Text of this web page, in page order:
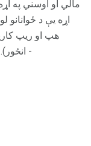
مالي او اوسني په
اړه یې د
هپ او ریپ